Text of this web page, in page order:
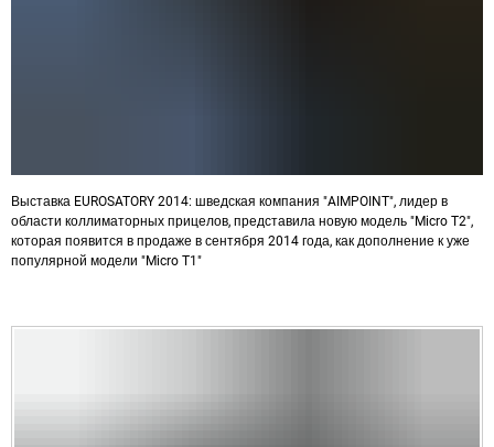
Выставка EUROSATORY 2014: шведская компания "AIMPOINT", лидер в
области коллиматорных прицелов, представила новую модель "Micro T2",
которая появится в продаже в сентября 2014 года, как дополнение к уже
популярной модели "Micro T1"